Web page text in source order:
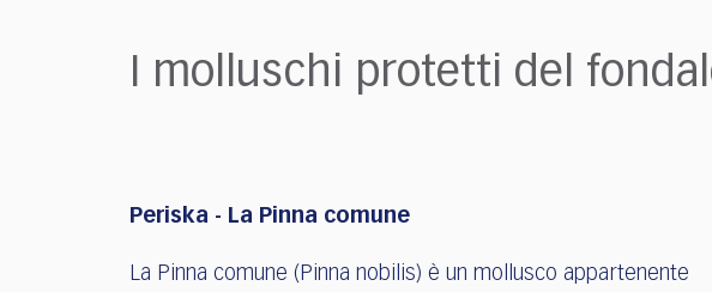
I molluschi protetti del
Periska - La Pinna comune
La Pinna comune (Pinna nobilis) è un mollusco appartenente